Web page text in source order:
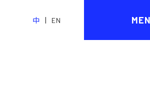
中 | EN